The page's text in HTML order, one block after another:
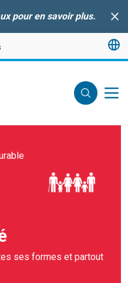
pour en savoir plus.
ses formes et partout